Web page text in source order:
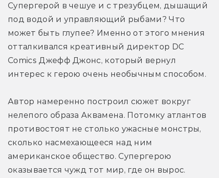
Супергерой в чешуе и с трезубцем, дышащий
под водой и управляющий рыбами? Что
может быть глупее? Именно от этого мнения
отталкивался креативный директор DC
Comics Джефф Джонс, который вернул
интерес к герою очень необычным способом.
Автор намеренно построил сюжет вокруг
нелепого образа Аквамена. Потомку атлантов
противостоят не столько ужасные монстры,
сколько насмехающееся над ним
американское общество. Супергерою
оказывается чужд тот мир, где он вырос.